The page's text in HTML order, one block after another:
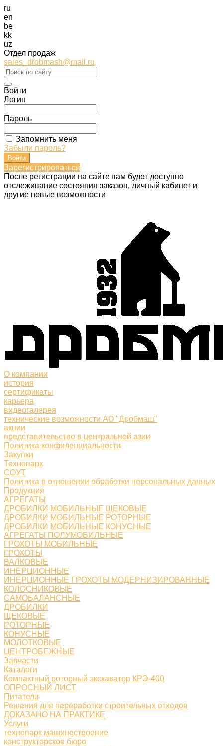
ru
en
be
kk
uz
Отдел продаж
sales_drobmash@mail.ru
Войти
Логин
Пароль
Запомнить меня
Забыли пароль?
Зарегистрироваться
После регистрации на сайте вам будет доступно
отслеживание состояния заказов, личный кабинет и
другие новые возможности
О компании
история
сертификаты
карьера
видеогалерея
технические возможности АО "Дробмаш"
акции
представительство в центральной азии
Политика конфиденциальности
Закупки
Технопарк
СОУТ
Политика в отношении обработки персональных данных
Продукция
АГРЕГАТЫ
ДРОБИЛКИ МОБИЛЬНЫЕ ЩЕКОВЫЕ
ДРОБИЛКИ МОБИЛЬНЫЕ РОТОРНЫЕ
ДРОБИЛКИ МОБИЛЬНЫЕ КОНУСНЫЕ
АГРЕГАТЫ ПОЛУМОБИЛЬНЫЕ
ГРОХОТЫ МОБИЛЬНЫЕ
ГРОХОТЫ
ВАЛКОВЫЕ
ИНЕРЦИОННЫЕ
ИНЕРЦИОННЫЕ ГРОХОТЫ МОДЕРНИЗИРОВАННЫЕ
КОЛОСНИКОВЫЕ
САМОБАЛАНСНЫЕ
ДРОБИЛКИ
ЩЕКОВЫЕ
РОТОРНЫЕ
КОНУСНЫЕ
МОЛОТКОВЫЕ
ЦЕНТРОБЕЖНЫЕ
Запчасти
Каталоги
Компактный роторный экскаватор КРЭ-400
ОПРОСНЫЙ ЛИСТ
Питатели
Решения для переработки строительных отходов
ДОКАЗАНО НА ПРАКТИКЕ
Услуги
технопарк машиностроение
конструкторское бюро